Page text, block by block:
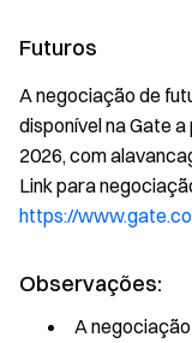
Futuros
A negociação de
disponível na Gate
2026, com
Link para
https://
Observações:
A